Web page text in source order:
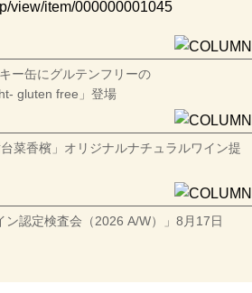
view/item/000000001045
ー缶にグルテンフリーの
gluten free」登場
菜香檳」オリジナルナチュラルワイン提
ン認定検査会（2026 A/W）」8月17日